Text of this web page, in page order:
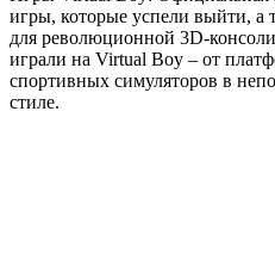
игры, которые успели выйти, а
для революционной 3D-
играли на Virtual Boy – от
спортивных симуляторов в
стиле.